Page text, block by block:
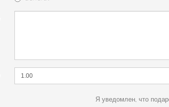
Я уведомлен, что